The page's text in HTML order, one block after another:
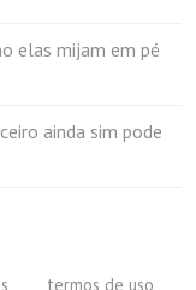
elas mijam em pé
ainda sim pode
termos de uso